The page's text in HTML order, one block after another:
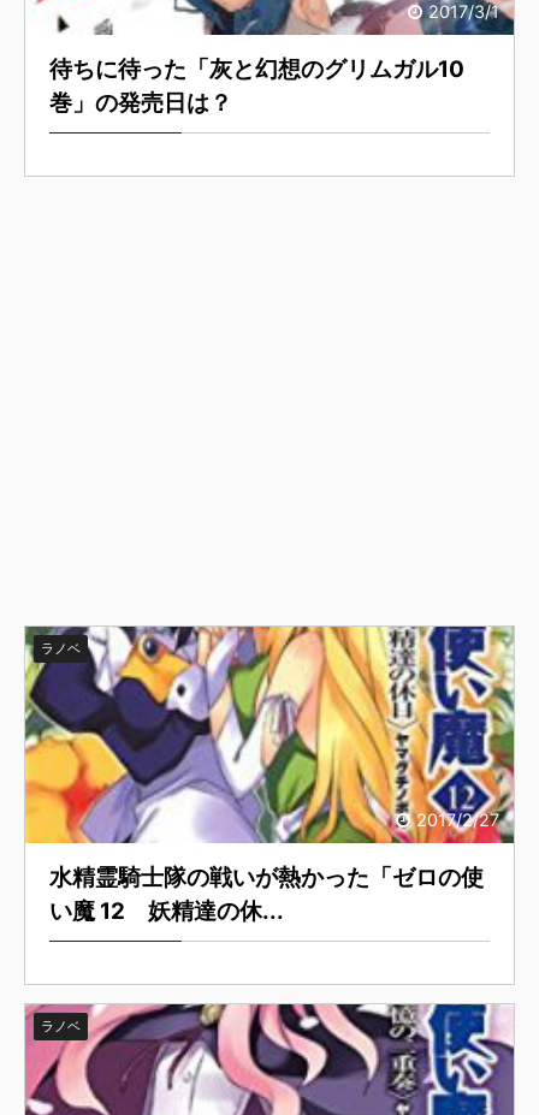
2017/3/1
待ちに待った「灰と幻想のグリムガル10
巻」の発売日は？
2017/2/27
ラノベ
水精霊騎士隊の戦いが熱かった「ゼロの使
い魔 12 妖精達の休...
ラノベ